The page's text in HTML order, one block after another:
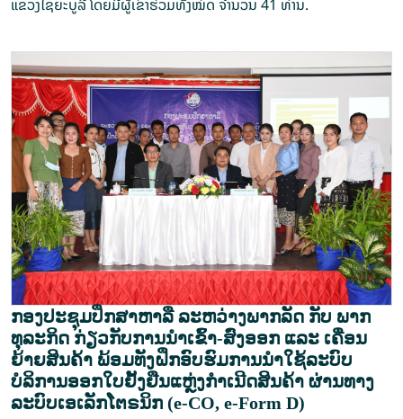
ກອງປະຊຸມປຶກສາຫາລື ລະຫວ່າງພາກລັດ ກັບ ພາກ
ທຸລະກິດ ກ່ຽວກັບການນໍາເຂົ້າ-ສົ່ງອອກ ແລະ ເຄື່ອນ
ຍ້າຍສິນຄ້າ ພ້ອມທັງຝຶກອົບຮົມການນຳໃຊ້ລະບົບ
ບໍລິການອອກໃບຢັ້ງຢືນແຫຼ່ງກໍາເນີດສິນຄ້າ ຜ່ານທາງ
ລະບົບເອເລັກໂຕຣນິກ (e-CO, e-Form D)